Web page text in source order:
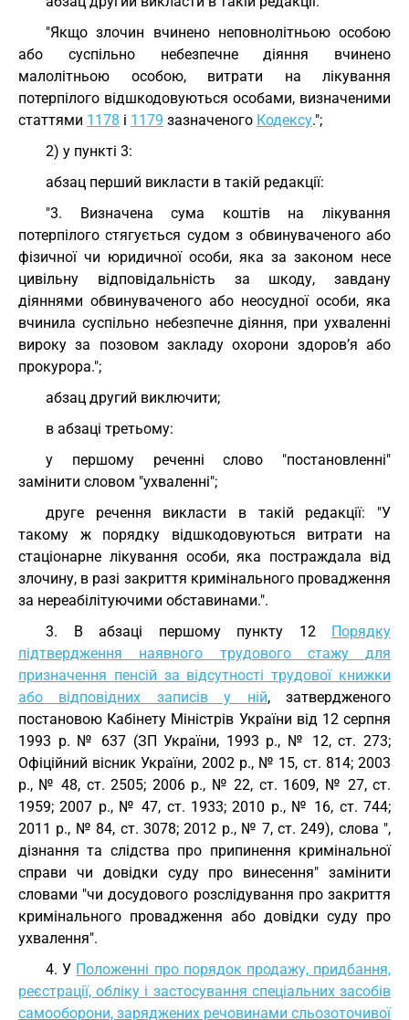
"Якщо злочин вчинено неповнолітньою особою
або суспільно небезпечне діяння вчинено
малолітньою особою, витрати на лікування
потерпілого відшкодовуються особами, визначеними
статтями 1178 і 1179 зазначеного Кодексу.";
2) у пункті 3:
абзац перший викласти в такій редакції:
"3. Визначена сума коштів на лікування
потерпілого стягується судом з обвинуваченого або
фізичної чи юридичної особи, яка за законом несе
цивільну відповідальність за шкоду, завдану
діяннями обвинуваченого або неосудної особи, яка
вчинила суспільно небезпечне діяння, при ухваленні
вироку за позовом закладу охорони здоров’я або
прокурора.";
абзац другий виключити;
в абзаці третьому:
у першому реченні слово "постановленні"
замінити словом "ухваленні";
друге речення викласти в такій редакції: "У
такому ж порядку відшкодовуються витрати на
стаціонарне лікування особи, яка постраждала від
злочину, в разі закриття кримінального провадження
за нереабілітуючими обставинами.".
3. В абзаці першому пункту 12 Порядку
підтвердження наявного трудового стажу для
призначення пенсій за відсутності трудової книжки
або відповідних записів у ній, затвердженого
постановою Кабінету Міністрів України від 12 серпня
1993 р. № 637 (ЗП України, 1993 р., № 12, ст. 273;
Офіційний вісник України, 2002 р., № 15, ст. 814; 2003
р., № 48, ст. 2505; 2006 р., № 22, ст. 1609, № 27, ст.
1959; 2007 р., № 47, ст. 1933; 2010 р., № 16, ст. 744;
2011 р., № 84, ст. 3078; 2012 р., № 7, ст. 249), слова ",
дізнання та слідства про припинення кримінальної
справи чи довідки суду про винесення" замінити
словами "чи досудового розслідування про закриття
кримінального провадження або довідки суду про
ухвалення".
4. У Положенні про порядок продажу, придбання,
реєстрації, обліку і застосування спеціальних засобів
самооборони, заряджених речовинами сльозоточивої